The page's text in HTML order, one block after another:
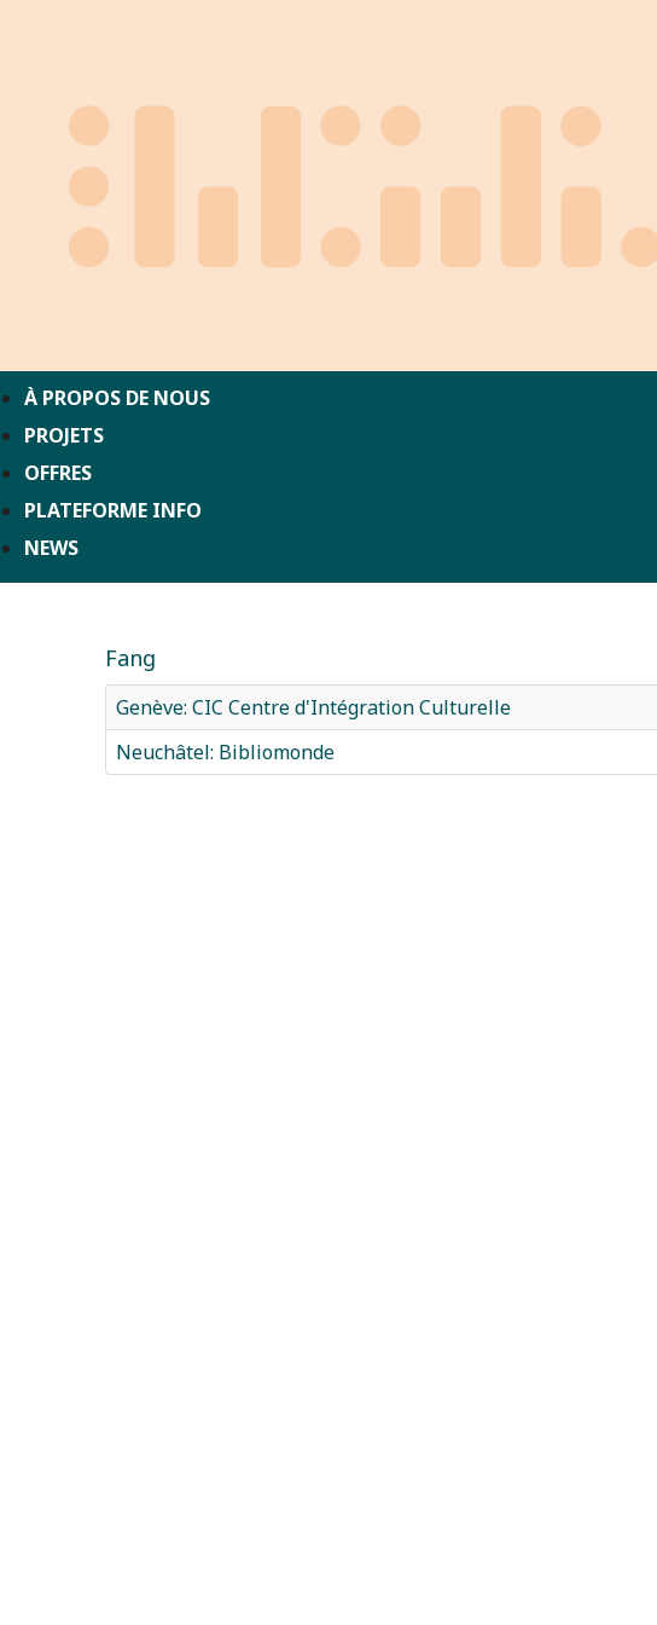
À PROPOS DE NOUS
PROJETS
OFFRES
PLATEFORME INFO
NEWS
Fang
Genève: CIC Centre d'Intégration Culturelle
Neuchâtel: Bibliomonde